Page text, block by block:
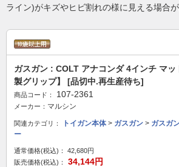
ライン)がキズやヒビ割れの様に見える場合が
ガスガン : COLT アナコンダ 4インチ マ
製グリップ】 [品切中.再生産待ち]
商品コード： 107-2361
メーカー： マルシン
関連カテゴリ： トイガン本体> ガスガン > ガスガ
ー
通常価格(税込)：
42,680円
販売価格(税込)：
34,144円